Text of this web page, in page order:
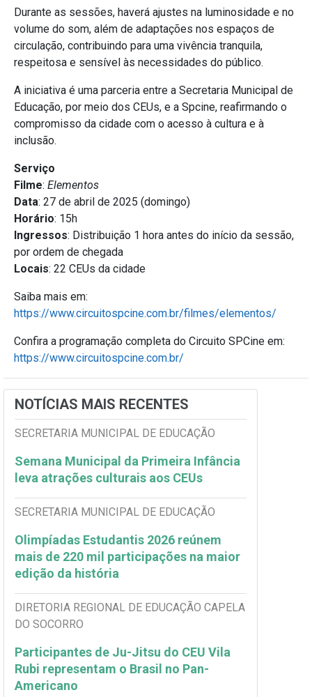
Durante as sessões, haverá ajustes na luminosidade e no
volume do som, além de adaptações nos espaços de
circulação, contribuindo para uma vivência tranquila,
respeitosa e sensível às necessidades do público.
A iniciativa é uma parceria entre a Secretaria Municipal de
Educação, por meio dos CEUs, e a Spcine, reafirmando o
compromisso da cidade com o acesso à cultura e à
inclusão.
Serviço
Filme: Elementos
Data: 27 de abril de 2025 (domingo)
Horário: 15h
Ingressos: Distribuição 1 hora antes do início da sessão,
por ordem de chegada
Locais: 22 CEUs da cidade
Saiba mais em:
https://www.circuitospcine.com.br/filmes/elementos/
Confira a programação completa do Circuito SPCine em:
https://www.circuitospcine.com.br/
NOTÍCIAS MAIS RECENTES
SECRETARIA MUNICIPAL DE EDUCAÇÃO
Semana Municipal da Primeira Infância
leva atrações culturais aos CEUs
SECRETARIA MUNICIPAL DE EDUCAÇÃO
Olimpíadas Estudantis 2026 reúnem
mais de 220 mil participações na maior
edição da história
DIRETORIA REGIONAL DE EDUCAÇÃO CAPELA
DO SOCORRO
Participantes de Ju-Jitsu do CEU Vila
Rubi representam o Brasil no Pan-
Americano